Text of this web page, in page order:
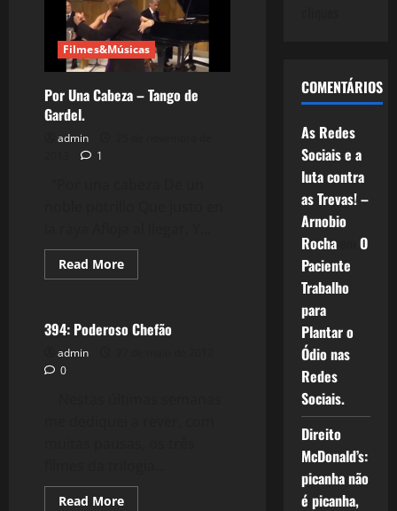
Filmes&Músicas
Por Una Cabeza – Tango de
Gardel.
admin
1
Read MoreRead
more
Cabeza
–
Filmes&Músicas
394: Poderoso Chefão
admin
0
Read MoreRead
COMENTÁRIOS
As Redes
Sociais e a
luta contra
as Trevas! –
Arnobio
Rochaem O
Paciente
Trabalho
para
Plantar o
Ódio nas
Redes
Sociais.
Direito
McDonald’s:
picanha não
é picanha,